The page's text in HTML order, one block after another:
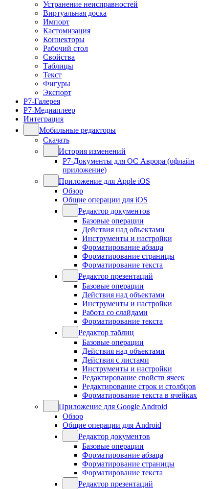
Устранение неисправностей
Виртуальная доска
Импорт
Кастомизация
Коннекторы
Рабочий стол
Свойства
Таблицы
Текст
Фигуры
Экспорт
Р7-Галерея
Р7-Медиаплеер
Интеграция
Мобильные редакторы
Скачать
История изменений
Р7-Документы для ОС Аврора (офлайн
приложение)
Приложение для Apple iOS
Обзор
Общие операции для iOS
Редактор документов
Базовые операции
Действия над объектами
Инструменты и настройки
Форматирование абзаца
Форматирование страницы
Форматирование текста
Редактор презентаций
Базовые операции
Действия над объектами
Инструменты и настройки
Работа со слайдами
Форматирование текста
Редактор таблиц
Базовые операции
Действия над объектами
Действия с листами
Инструменты и настройки
Редактирование свойств ячеек
Редактирование строк и столбцов
Форматирование текста в ячейках
Приложение для Google Android
Обзор
Общие операции для Android
Редактор документов
Базовые операции
Форматирование абзаца
Форматирование страницы
Форматирование текста
Редактор презентаций